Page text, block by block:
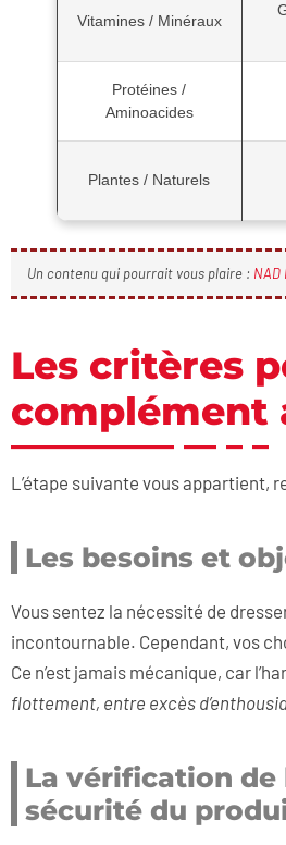
Vitamines / Minéraux
Protéines /
Aminoacides
Plantes / Naturels
Un contenu qui pourrait vous plaire :
Les critères
complément
L’étape suivante vous appartient,
Les besoins et
Vous sentez la nécessité de
incontournable. Cependant, vos
Ce n’est jamais mécanique, car
flottement, entre excès
La vérification
sécurité du